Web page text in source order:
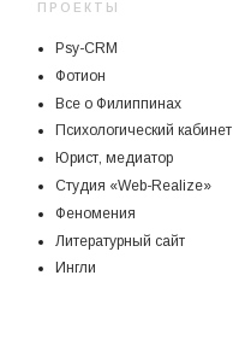
ПРОЕКТЫ
Psy-CRM
Фотион
Все о Филиппинах
Психологический кабинет
Юрист, медиатор
Студия «Web-Realize»
Феномения
Литературный сайт
Ингли